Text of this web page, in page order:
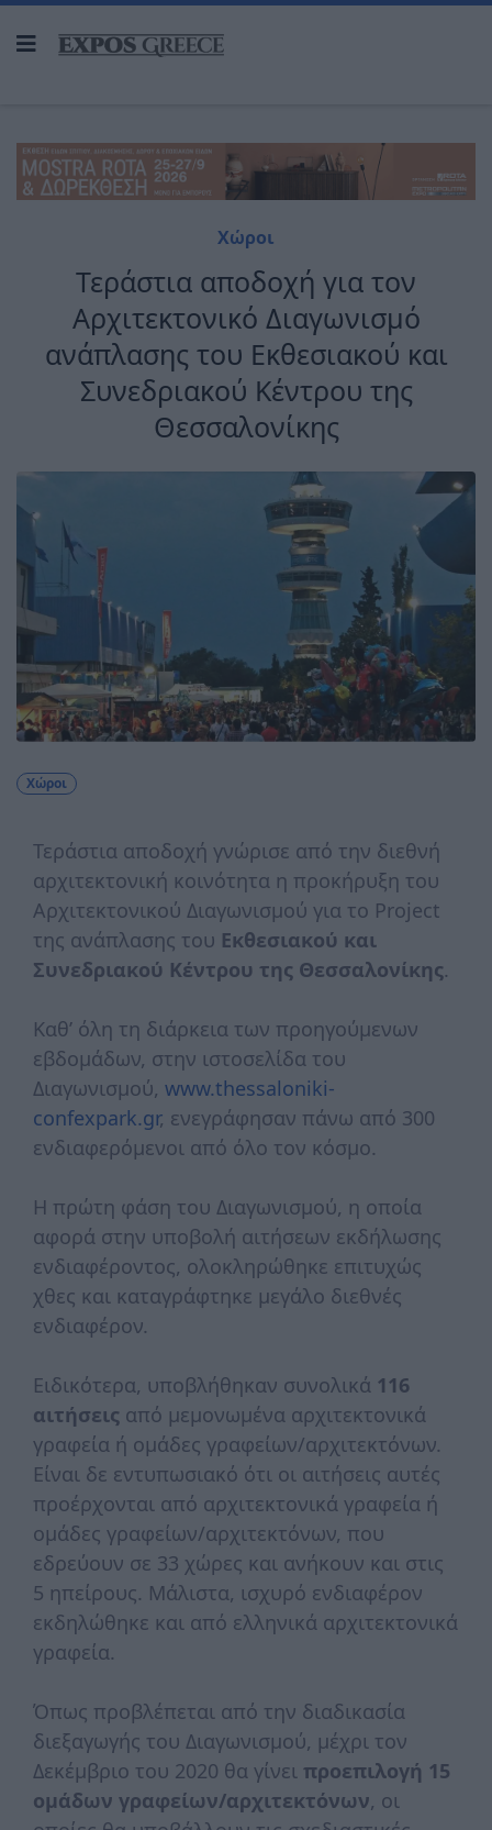
Χώροι
Τεράστια αποδοχή για τον
Αρχιτεκτονικό Διαγωνισμό
ανάπλασης του Εκθεσιακού και
Συνεδριακού Κέντρου της
Θεσσαλονίκης
Χώροι
Τεράστια αποδοχή γνώρισε από την διεθνή
αρχιτεκτονική κοινότητα η προκήρυξη του
Αρχιτεκτονικού Διαγωνισμού για το Project
της ανάπλασης του Εκθεσιακού και
Συνεδριακού Κέντρου της Θεσσαλονίκης.
Καθ’ όλη τη διάρκεια των προηγούμενων
εβδομάδων, στην ιστοσελίδα του
Διαγωνισμού, www.thessaloniki-
confexpark.gr, ενεγράφησαν πάνω από 300
ενδιαφερόμενοι από όλο τον κόσμο.
Η πρώτη φάση του Διαγωνισμού, η οποία
αφορά στην υποβολή αιτήσεων εκδήλωσης
ενδιαφέροντος, ολοκληρώθηκε επιτυχώς
χθες και καταγράφτηκε μεγάλο διεθνές
ενδιαφέρον.
Ειδικότερα, υποβλήθηκαν συνολικά 116
αιτήσεις από μεμονωμένα αρχιτεκτονικά
γραφεία ή ομάδες γραφείων/αρχιτεκτόνων.
Είναι δε εντυπωσιακό ότι οι αιτήσεις αυτές
προέρχονται από αρχιτεκτονικά γραφεία ή
ομάδες γραφείων/αρχιτεκτόνων, που
εδρεύουν σε 33 χώρες και ανήκουν και στις
5 ηπείρους. Μάλιστα, ισχυρό ενδιαφέρον
εκδηλώθηκε και από ελληνικά αρχιτεκτονικά
γραφεία.
Όπως προβλέπεται από την διαδικασία
διεξαγωγής του Διαγωνισμού, μέχρι τον
Δεκέμβριο του 2020 θα γίνει προεπιλογή 15
ομάδων γραφείων/αρχιτεκτόνων, οι